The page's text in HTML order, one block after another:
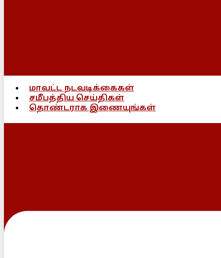
மாவட்ட நடவடிக்கைகள்
சமீபத்திய செய்திகள்
தொண்டராக இணையுங்கள்